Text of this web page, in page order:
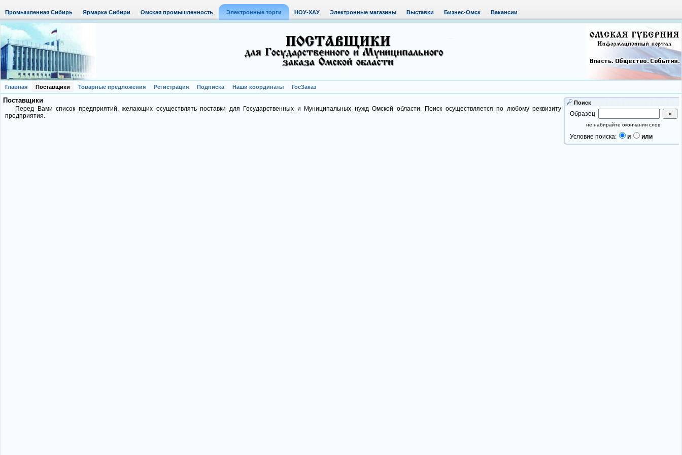
Промышленная Сибирь Ярмарка Сибири Омская промышленность Электронные торги НОУ-ХАУ Электронные магазины Выставки Бизнес-Омск Вакансии
Главная Поставщики Товарные предложения Регистрация Подписка Наши координаты ГосЗаказ
Поставщики
Перед Вами список предприятий, желающих осуществлять поставки для Государственных и Муниципальных нужд Омской области. Поиск осуществляется по любому реквизиту
предприятия.
Поиск
Образец
не набирайте окончания слов
Условие поиска: и или